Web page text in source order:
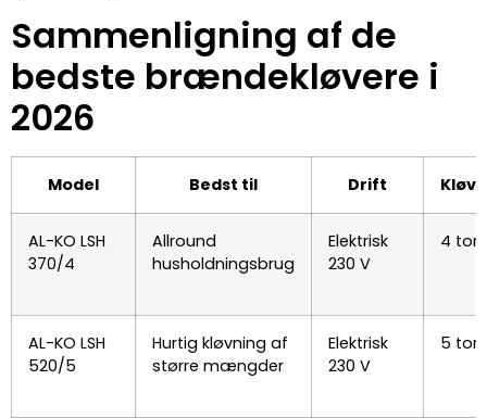
Sammenligning af de
bedste brændekløvere i
2026
Model Bedst til Drift
AL-KO LSH
370/4
Allround
husholdningsbrug
Elektrisk
230 V
4 ton
AL-KO LSH
520/5
Hurtig kløvning af
større mængder
Elektrisk
230 V
5 ton